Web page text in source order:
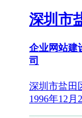
深圳市
企业网站建
司
深圳市盐田
1996年12月